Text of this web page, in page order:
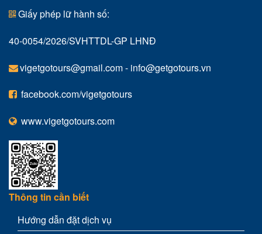
Giấy phép lữ hành số:
40-0054/2026/SVHTTDL-GP LHNĐ
vigetgotours@gmail.com- info@getgotours.vn
facebook.com/vigetgotours
www.vigetgotours.com
Thông tin cần biết
Hướng dẫn đặt dịch vụ